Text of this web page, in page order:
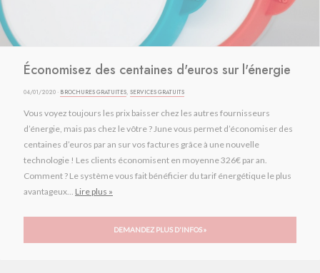
Économisez des centaines d'euros sur l'énergie
04/01/2020 · BROCHURES GRATUITES, SERVICES GRATUITS
Vous voyez toujours les prix baisser chez les autres fournisseurs
d’énergie, mais pas chez le vôtre ? June vous permet d’économiser des
centaines d’euros par an sur vos factures grâce à une nouvelle
technologie ! Les clients économisent en moyenne 326€ par an.
Comment ? Le système vous fait bénéficier du tarif énergétique le plus
avantageux... Lire plus »
DEMANDEZ PLUS D'INFOS »